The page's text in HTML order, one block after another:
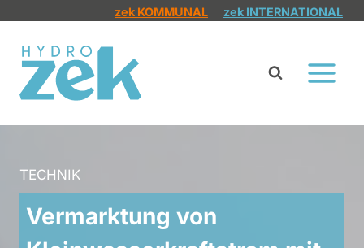
springen
zek KOMMUNAL zek INTERNATIONAL
TECHNIK
Vermarktung von